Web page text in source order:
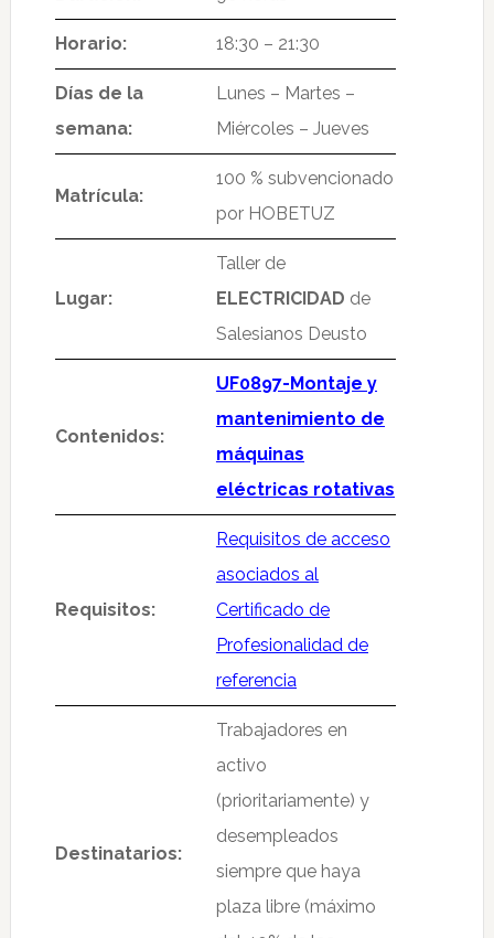
Horario: 18:30 – 21:30
Días de la
semana:
Lunes – Martes –
Miércoles – Jueves
Matrícula:
100 % subvencionado
por HOBETUZ
Lugar:
Taller de
ELECTRICIDAD de
Salesianos Deusto
Contenidos:
UF0897-Montaje y
mantenimiento de
máquinas
eléctricas rotativas
Requisitos:
Requisitos de acceso
asociados al
Certificado de
Profesionalidad de
referencia
Destinatarios:
Trabajadores en
activo
(prioritariamente) y
desempleados
siempre que haya
plaza libre (máximo